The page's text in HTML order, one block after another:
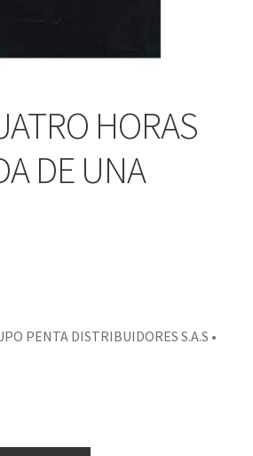
HORAS
DE UNA
PENTA DISTRIBUIDORES S.A.S •